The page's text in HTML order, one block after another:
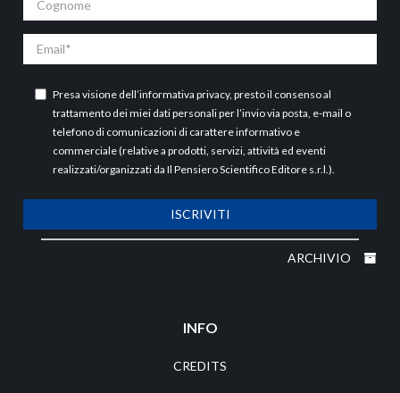
Email
Presa visione dell’informativa privacy, presto il consenso al
trattamento dei miei dati personali per l’invio via posta, e-mail o
telefono di comunicazioni di carattere informativo e
commerciale (relative a prodotti, servizi, attività ed eventi
realizzati/organizzati da Il Pensiero Scientifico Editore s.r.l.).
ISCRIVITI
ARCHIVIO
INFO
CREDITS